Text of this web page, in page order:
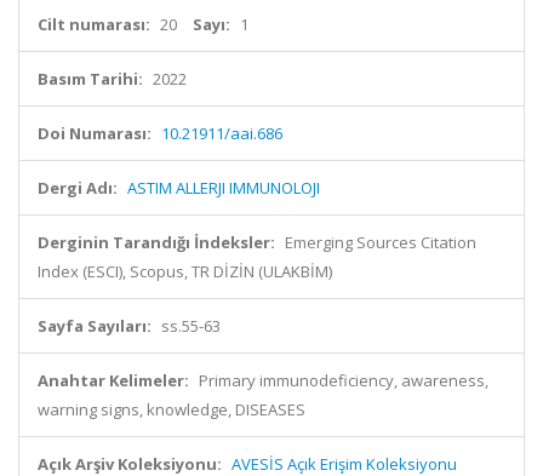
Cilt numarası: 20 Sayı: 1
Basım Tarihi: 2022
Doi Numarası: 10.21911/aai.686
Dergi Adı: ASTIM ALLERJI IMMUNOLOJI
Derginin Tarandığı İndeksler: Emerging Sources Citation
Index (ESCI), Scopus, TR DİZİN (ULAKBİM)
Sayfa Sayıları: ss.55-63
Anahtar Kelimeler: Primary immunodeficiency, awareness,
warning signs, knowledge, DISEASES
Açık Arşiv Koleksiyonu: AVESİS Açık Erişim Koleksiyonu